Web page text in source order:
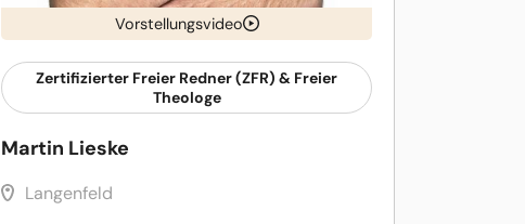
Vorstellungsvideo
Zertifizierter Freier Redner (ZFR) & Freier
Theologe
Martin Lieske
Langenfeld